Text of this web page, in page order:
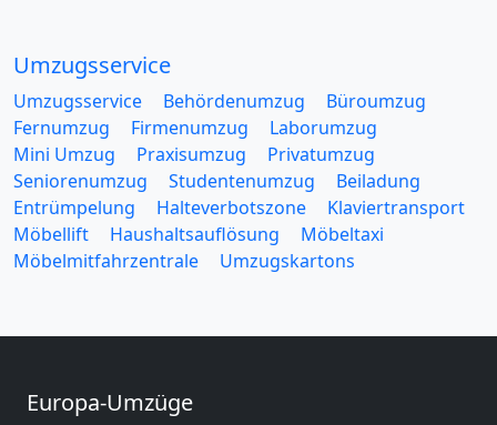
Umzugsservice
Umzugsservice Behördenumzug
Büroumzug
Fernumzug
Firmenumzug
Laborumzug
Mini Umzug
Praxisumzug
Privatumzug
Seniorenumzug
Studentenumzug
Beiladung
Entrümpelung
Halteverbotszone
Klaviertransport
Möbellift
Haushaltsauflösung
Möbeltaxi
Möbelmitfahrzentrale
Umzugskartons
Europa-Umzüge